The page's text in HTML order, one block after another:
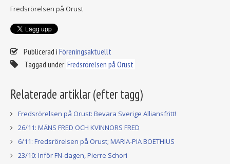
Fredsrörelsen på Orust
Publicerad i Föreningsaktuellt
Taggad under Fredsrörelsen på Orust
Relaterade artiklar (efter tagg)
Fredsrörelsen på Orust: Bevara Sverige Alliansfritt!
26/11: MÄNS FRED OCH KVINNORS FRED
6/11: Fredsrörelsen på Orust; MARIA-PIA BOËTHIUS
23/10: Inför FN-dagen, Pierre Schori